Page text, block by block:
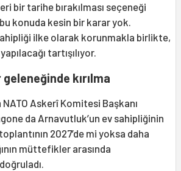
bir tarihe bırakılması seçeneği
konuda kesin bir karar yok.
ilke olarak korunmakla birlikte,
tartışılıyor.
kırılma
Askerî Komitesi Başkanı
da Arnavutluk’un ev sahipliğinin
2027’de mi yoksa daha
müttefikler arasında